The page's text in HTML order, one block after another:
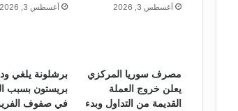
أغسطس 3, 2026 أغسطس 3, 2026
مصرف سوريا المركزي
يعلن خروج العملة
القديمة من التداول وبدء
برشلونة يلغي
بريستون بسبب
في صفوف